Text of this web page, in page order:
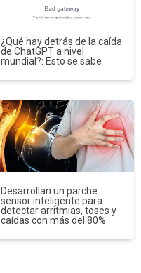
¿Qué hay detrás de la caída
de ChatGPT a nivel
mundial?: Esto se sabe
Desarrollan un parche
sensor inteligente para
detectar arritmias, toses y
caídas con más del 80%